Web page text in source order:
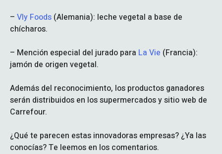
– Vly Foods (Alemania): leche vegetal a base de
chícharos.
– Mención especial del jurado para La Vie (Francia):
jamón de origen vegetal.
Además del reconocimiento, los productos ganadores
serán distribuidos en los supermercados y sitio web de
Carrefour.
¿Qué te parecen estas innovadoras empresas? ¿Ya las
conocías? Te leemos en los comentarios.